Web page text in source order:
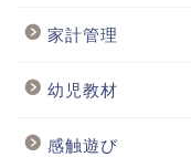
家計管理
幼児教材
感触遊び